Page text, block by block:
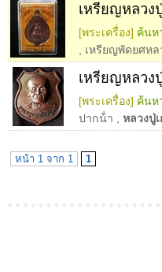
เหรียญหลวง
[พระเครื่อง] ค้นห
เหรียญพัดยศหล
เหรียญหลวง
[พระเครื่อง] ค้นห
ปากน้ํา
หลวงปู่
หน้า 1 จาก 1 1